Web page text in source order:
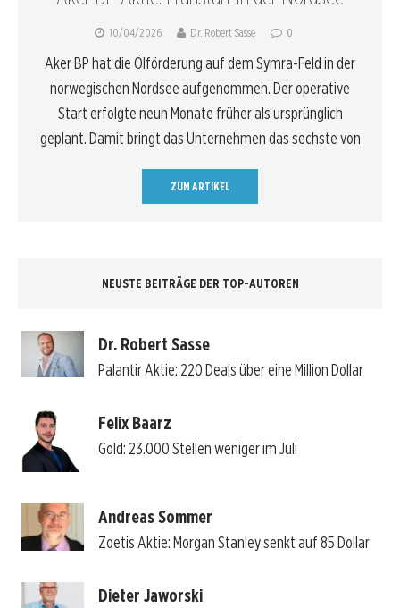
10/04/2026 Dr. Robert Sasse 0
Aker BP hat die Ölförderung auf dem Symra-Feld in der
norwegischen Nordsee aufgenommen. Der operative
Start erfolgte neun Monate früher als ursprünglich
geplant. Damit bringt das Unternehmen das sechste von
ZUM ARTIKEL
NEUSTE BEITRÄGE DER TOP-AUTOREN
Dr. Robert Sasse
Palantir Aktie: 220 Deals über eine Million Dollar
Felix Baarz
Gold: 23.000 Stellen weniger im Juli
Andreas Sommer
Zoetis Aktie: Morgan Stanley senkt auf 85 Dollar
Dieter Jaworski